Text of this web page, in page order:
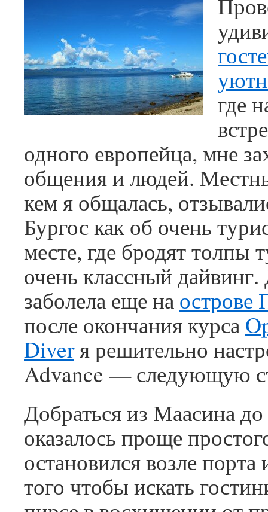
где
одного европейца, мне
общения и людей.
кем я общалась,
Бургос как об очень
месте, где бродят толпы
очень классный
заболела еще наострове
после окончания курса
Diverя решительно
Advance — следующую
Добраться из Маасина до
оказалось проще
остановился возле порта
того чтобы искать